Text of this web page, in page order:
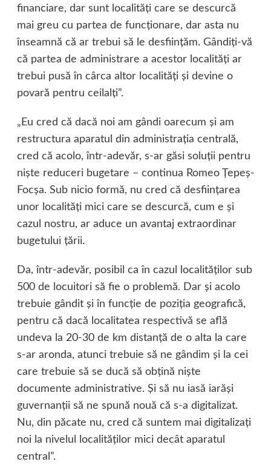
financiare, dar sunt localităţi care se descurcă
mai greu cu partea de funcţionare, dar asta nu
înseamnă că ar trebui să le desfiinţăm. Gândiţi-vă
că partea de administrare a acestor localităţi ar
trebui pusă în cârca altor localităţi şi devine o
povară pentru ceilalţi”.
„Eu cred că dacă noi am gândi oarecum şi am
restructura aparatul din administraţia centrală,
cred că acolo, într-adevăr, s-ar găsi soluţii pentru
nişte reduceri bugetare – continua Romeo Ţepeş-
Focşa. Sub nicio formă, nu cred că desfiinţarea
unor localităţi mici care se descurcă, cum e şi
cazul nostru, ar aduce un avantaj extraordinar
bugetului ţării.
Da, într-adevăr, posibil ca în cazul localităţilor sub
500 de locuitori să fie o problemă. Dar şi acolo
trebuie gândit şi în funcţie de poziţia geografică,
pentru că dacă localitatea respectivă se află
undeva la 20-30 de km distanţă de o alta la care
s-ar aronda, atunci trebuie să ne gândim şi la cei
care trebuie să se ducă să obţină nişte
documente administrative. Şi să nu iasă iarăşi
guvernanţii să ne spună nouă că s-a digitalizat.
Nu, din păcate nu, cred că suntem mai digitalizaţi
noi la nivelul localităţilor mici decât aparatul
central”.